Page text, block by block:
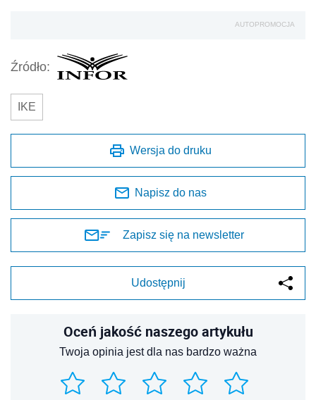
AUTOPROMOCJA
Źródło:
IKE
Wersja do druku
Napisz do nas
Zapisz się na newsletter
Udostępnij
Oceń jakość naszego artykułu
Twoja opinia jest dla nas bardzo ważna